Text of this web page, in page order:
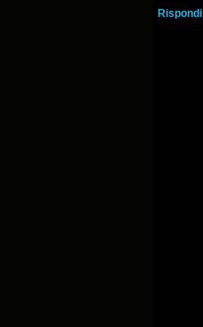
Rispondi